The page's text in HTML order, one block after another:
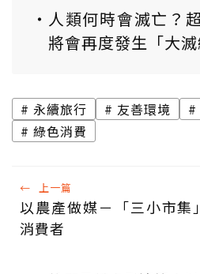
人類何時會滅亡？
將會再度發生「大滅
永續旅行 友善環境
綠色消費
← 上一篇
以農產做媒－「三小市集
消費者